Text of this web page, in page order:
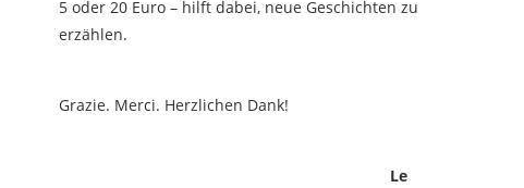
5 oder 20 Euro – hilft dabei, neue Geschichten zu
erzählen.
Grazie. Merci. Herzlichen Dank!
Le